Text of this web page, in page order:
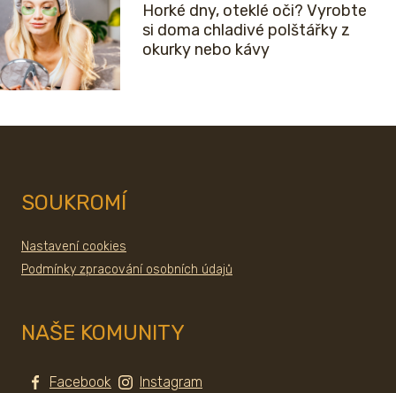
Horké dny, oteklé oči? Vyrobte
si doma chladivé polštářky z
okurky nebo kávy
SOUKROMÍ
Nastavení cookies
Podmínky zpracování osobních údajů
NAŠE KOMUNITY
Facebook Instagram